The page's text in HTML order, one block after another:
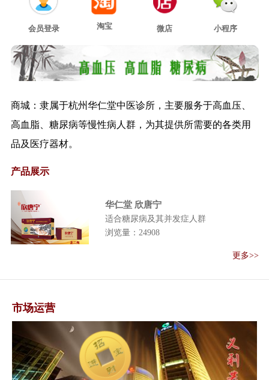
关于印发医养结合机构服务指南
关于推荐在中西医结合救治新型
期中医康复指...
关于印发医疗机构内部价格行为
常医疗服务工...
《国家卫生健康委 国家中医药管
理局关于 做...
《关于进一步完善预约诊疗制度
疫情防控中做...
解读关于《公众科学戴口罩指引
（修订版）》...
《关于做好疫情常态化防控下新
会员登录 淘宝 微店 小程序
商城：隶属于杭州华仁堂中医诊所，主要服务于高血压、
高血脂、糖尿病等慢性病人群，为其提供所需要的各类用
品及医疗器材。
产品展示
华仁堂 欣唐宁
适合糖尿病及其并发症人群
浏览量：24908
更多>>
市场运营